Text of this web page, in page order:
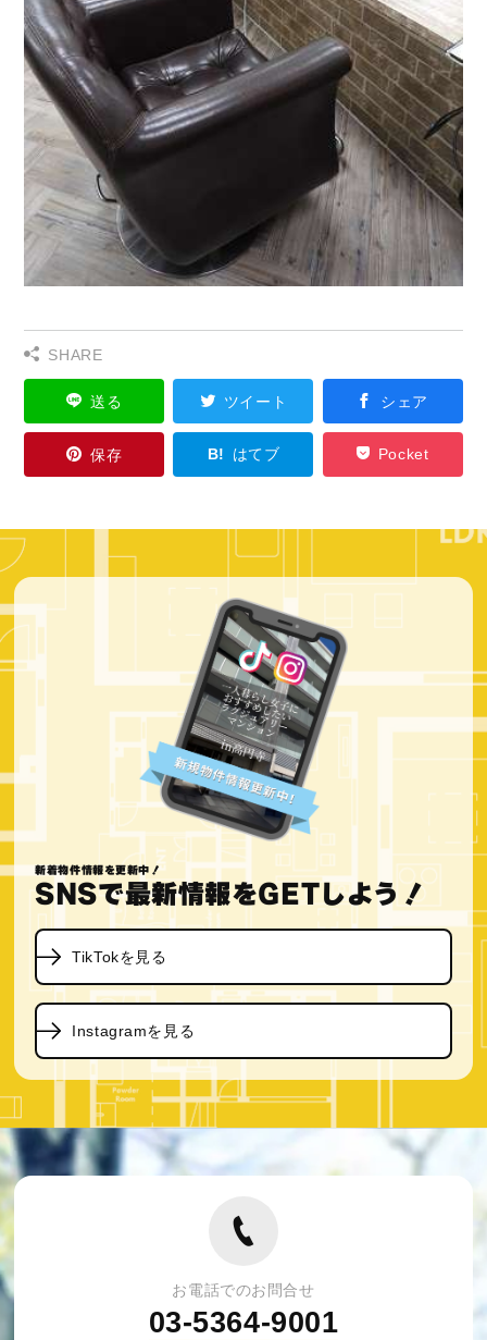
SHARE
新着物件情報を更新中！
SNSで最新情報をGETしよう！
TikTokを見る
Instagramを見る
お電話でのお問合せ
03-5364-9001